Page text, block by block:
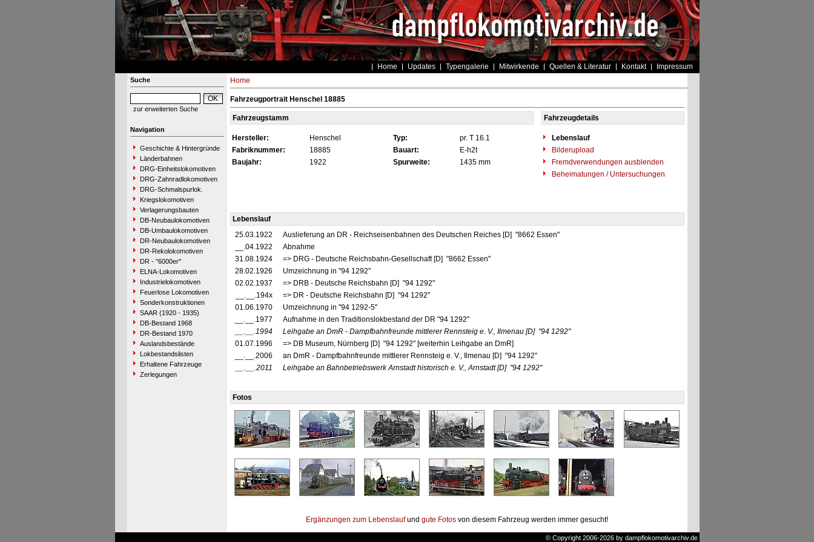
Home Updates Typengalerie Mitwirkende Quellen & Literatur Kontakt Impressum
Suche
zur erweiterten Suche
Navigation
Geschichte & Hintergründe
Länderbahnen
DRG-Einheitslokomotiven
DRG-Zahnradlokomotiven
DRG-Schmalspurlok.
Kriegslokomotiven
Verlagerungsbauten
DB-Neubaulokomotiven
DB-Umbaulokomotiven
DR-Neubaulokomotiven
DR-Rekolokomotiven
DR - "6000er"
ELNA-Lokomotiven
Industrielokomotiven
Feuerlose Lokomotiven
Sonderkonstruktionen
SAAR (1920 - 1935)
DB-Bestand 1968
DR-Bestand 1970
Auslandsbestände
Lokbestandslisten
Erhaltene Fahrzeuge
Zerlegungen
Home
Fahrzeugportrait Henschel 18885
Fahrzeugstamm Fahrzeugdetails
Hersteller: Henschel Typ: pr. T 16.1
Lebenslauf
Fabriknummer:
18885 Bauart: E-h2t
Bilderupload
Baujahr:
1922 Spurweite: 1435 mm
Fremdverwendungen ausblenden
Beheimatungen / Untersuchungen
Lebenslauf
25.03.1922
Auslieferung an DR - Reichseisenbahnen des Deutschen Reiches [D] "8662 Essen"
__.04.1922
Abnahme
31.08.1924
=> DRG - Deutsche Reichsbahn-Gesellschaft [D] "8662 Essen"
28.02.1926
Umzeichnung in "94 1292"
02.02.1937
=> DRB - Deutsche Reichsbahn [D] "94 1292"
__.__.194x
=> DR - Deutsche Reichsbahn [D] "94 1292"
01.06.1970
Umzeichnung in "94 1292-5"
__.__.1977
Aufnahme in den Traditionslokbestand der DR "94 1292"
__.__.1994
Leihgabe an DmR - Dampfbahnfreunde mittlerer Rennsteig e. V., Ilmenau [D] "94 1292"
01.07.1996
=> DB Museum, Nürnberg [D] "94 1292" [weiterhin Leihgabe an DmR]
__.__.2006
an DmR - Dampfbahnfreunde mittlerer Rennsteig e. V., Ilmenau [D] "94 1292"
__.__.2011
Leihgabe an Bahnbetriebswerk Arnstadt historisch e. V., Arnstadt [D] "94 1292"
Fotos
Ergänzungen zum Lebenslaufund gute Fotos von diesem Fahrzeug werden immer gesucht!
© Copyright 2006-2026 by dampflokomotivarchiv.de